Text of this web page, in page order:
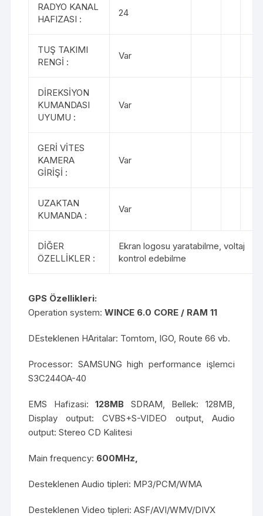
RADYO KANAL
HAFIZASI :
24
TUŞ TAKIMI
RENGİ :
Var
DİREKSİYON
KUMANDASI
UYUMU :
Var
GERİ VİTES
KAMERA
GİRİŞİ :
Var
UZAKTAN
KUMANDA :
Var
DİĞER
ÖZELLİKLER :
Ekran logosu yaratabilme, voltaj
kontrol edebilme
GPS Özellikleri:
Operation system:WINCE 6.0 CORE / RAM 11
DEsteklenen HAritalar: Tomtom, IGO, Route 66 vb.
Processor: SAMSUNG high performance işlemci
S3C244OA-40
EMS Hafizasi:128MB SDRAM, Bellek: 128MB,
Display output: CVBS+S-VIDEO output, Audio
output: Stereo CD Kalitesi
Main frequency: 600MHz,
Desteklenen Audio tipleri: MP3/PCM/WMA
Desteklenen Video tipleri: ASF/AVI/WMV/DIVX